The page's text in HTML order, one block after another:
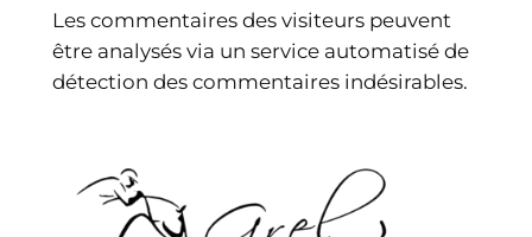
Les commentaires des visiteurs peuvent
être analysés via un service automatisé de
détection des commentaires indésirables.